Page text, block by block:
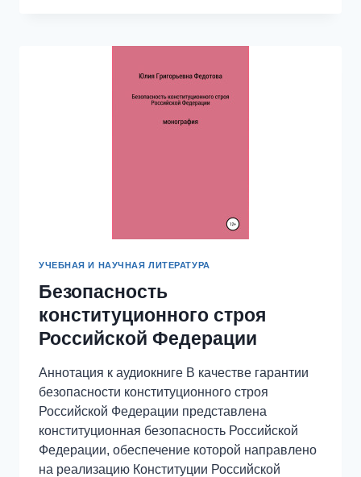
ЯЗЫК
РАЗЛИЧИЙ
УЧЕБНАЯ И НАУЧНАЯ ЛИТЕРАТУРА
Безопасность
конституционного строя
Российской Федерации
Аннотация к аудиокниге В качестве гарантии
безопасности конституционного строя
Российской Федерации представлена
конституционная безопасность Российской
Федерации, обеспечение которой направлено
на реализацию Конституции Российской